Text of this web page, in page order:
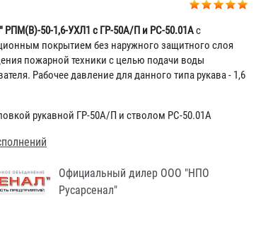
РПМ(В)-50-1,6-УХЛ1 с ГР-50А/П и РС-50.01Аc
покрытием без наружного защитного слоя
пожарной техники с целью подачи воды
Рабочее давление для данного типа рукава - 1,6
рукавной ГР-50А/П и стволом РС-50.01А
Официальный дилер ООО "НПО
Русарсенал"
Рукав пожарный "Селект"
РПМ(В)-50-1,6-УХЛ1